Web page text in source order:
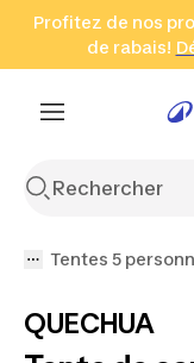
Aller à la recherche
Profitez de nos
de rabais!
en
Tentes 5
QUECHUA